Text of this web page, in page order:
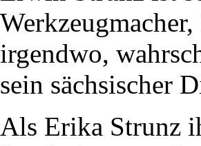
irgendwo,
sein sächsischer
Als Erika Strunz